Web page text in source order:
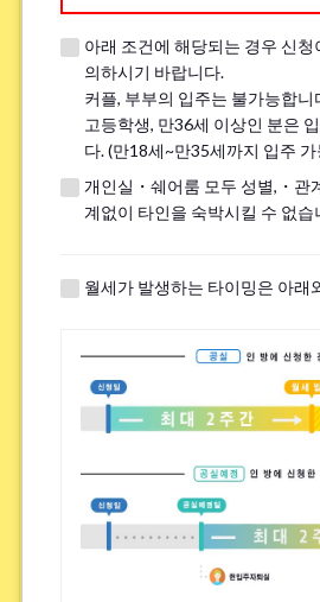
※견학 전에 전화나 LINE, Zoom을 통해 견학
※이미 견학을 진행한 분은 ｢견학했음｣이라고
*
※전면 금연 하우스에는 흡연자는 입주하실
자전거 주차장에 대해. *
필수 불필요
특기할 알레르기/지병 등 *
아래 조건에 해당되는 경우 신청
의하시기 바랍니다.
커플, 부부의 입주는 불가능합니
고등학생, 만36세 이상인 분은
다. (만18세~만35세까지 입주
개인실・쉐어룸 모두 성별,・관
계없이 타인을 숙박시킬 수 없습
월세가 발생하는 타이밍은 아래